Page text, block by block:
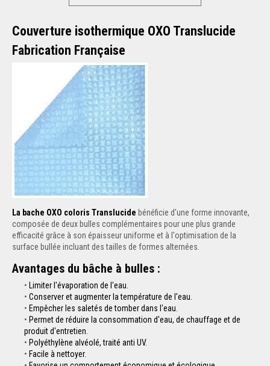
Couverture isothermique OXO Translucide
Fabrication Française
La bache OXO coloris Translucide bénéficie d'une forme innovante,
composée de deux bulles complémentaires pour une plus grande
efficacité grâce à son épaisseur uniforme et à l'optimisation de la
surface bullée incluant des tailles de formes alternées.
Avantages du bâche à bulles :
Limiter l'évaporation de l'eau.
Conserver et augmenter la température de l'eau.
Empêcher les saletés de tomber dans l'eau.
Permet de réduire la consommation d'eau, de chauffage et de
produit d'entretien.
Polyéthylène alvéolé, traité anti UV.
Facile à nettoyer.